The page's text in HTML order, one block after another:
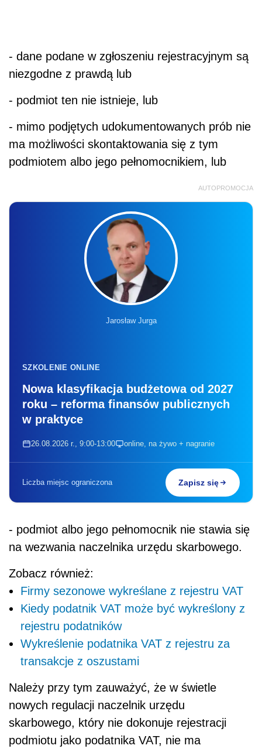
- dane podane w zgłoszeniu rejestracyjnym są
niezgodne z prawdą lub
- podmiot ten nie istnieje, lub
- mimo podjętych udokumentowanych prób nie
ma możliwości skontaktowania się z tym
podmiotem albo jego pełnomocnikiem, lub
AUTOPROMOCJA
Jarosław Jurga
SZKOLENIE ONLINE
Nowa klasyfikacja budżetowa od 2027
roku – reforma finansów publicznych
w praktyce
26.08.2026 r., 9:00-13:00 online, na żywo + nagranie
Liczba miejsc ograniczona Zapisz się
- podmiot albo jego pełnomocnik nie stawia się
na wezwania naczelnika urzędu skarbowego.
Zobacz również:
Firmy sezonowe wykreślane z rejestru VAT
Kiedy podatnik VAT może być wykreślony z
rejestru podatników
Wykreślenie podatnika VAT z rejestru za
transakcje z oszustami
Należy przy tym zauważyć, że w świetle
nowych regulacji naczelnik urzędu
skarbowego, który nie dokonuje rejestracji
podmiotu jako podatnika VAT, nie ma